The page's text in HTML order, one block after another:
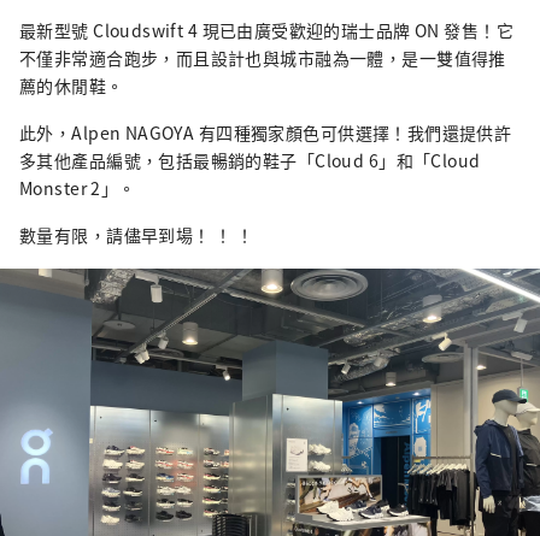
最新型號 Cloudswift 4 現已由廣受歡​​迎的瑞士品牌 ON 發售！它
不僅非常適合跑步，而且設計也與城市融為一體，是一雙值得推
薦的休閒鞋。
此外，Alpen NAGOYA 有四種獨家顏色可供選擇！我們還提供許
多其他產品編號，包括最暢銷的鞋子「Cloud 6」和「Cloud
Monster 2」。
數量有限，請儘早到場！ ！ ！